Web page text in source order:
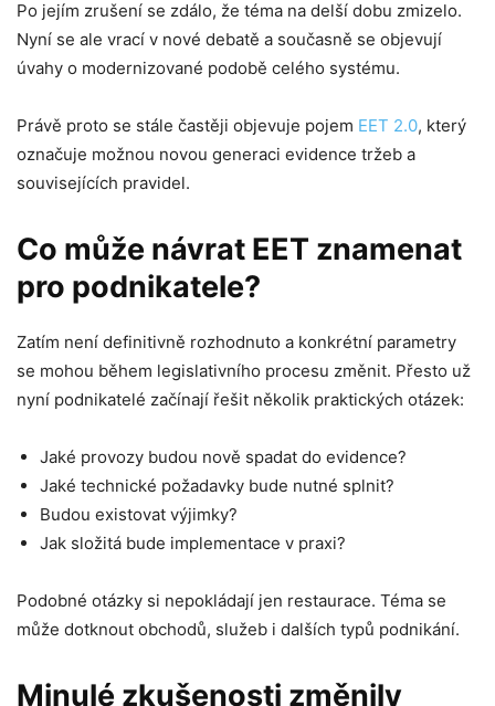
Po jejím zrušení se zdálo, že téma na delší dobu zmizelo.
Nyní se ale vrací v nové debatě a současně se objevují
úvahy o modernizované podobě celého systému.
Právě proto se stále častěji objevuje pojem EET 2.0, který
označuje možnou novou generaci evidence tržeb a
souvisejících pravidel.
Co může návrat EET znamenat
pro podnikatele?
Zatím není definitivně rozhodnuto a konkrétní parametry
se mohou během legislativního procesu změnit. Přesto už
nyní podnikatelé začínají řešit několik praktických otázek:
Jaké provozy budou nově spadat do evidence?
Jaké technické požadavky bude nutné splnit?
Budou existovat výjimky?
Jak složitá bude implementace v praxi?
Podobné otázky si nepokládají jen restaurace. Téma se
může dotknout obchodů, služeb i dalších typů podnikání.
Minulé zkušenosti změnily